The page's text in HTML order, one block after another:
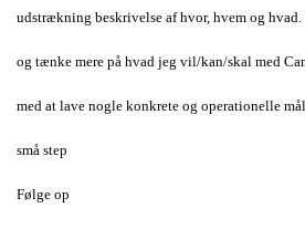
udstrækning beskrivelse af hvor, hvem og
og tænke mere på hvad jeg vil/kan/skal med
med at lave nogle konkrete og operationelle
små step
Følge op